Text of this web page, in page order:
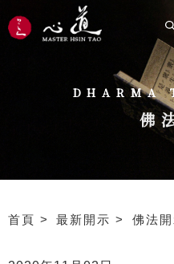
DHARMA
佛
首頁 最新開示 佛法